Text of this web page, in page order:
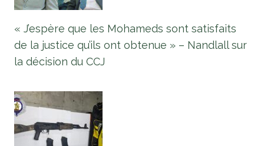
« J’espère que les Mohameds sont satisfaits
de la justice qu’ils ont obtenue » – Nandlall sur
la décision du CCJ